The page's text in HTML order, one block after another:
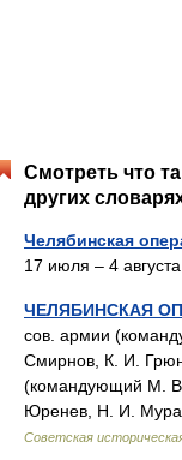
Смотреть что
других
Челябинская
17 июля – 4
ЧЕЛЯБИНСКАЯ
сов. армии
Смирнов, К. И.
(командующий М.
Юренев, Н. И.
Советская